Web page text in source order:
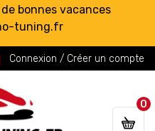
bonnes vacances
tuning.fr
Connexion / Créer un compte
0